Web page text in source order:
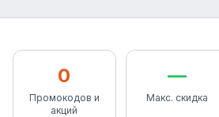
0
Промокодов и
акций
—
Макс. скидка